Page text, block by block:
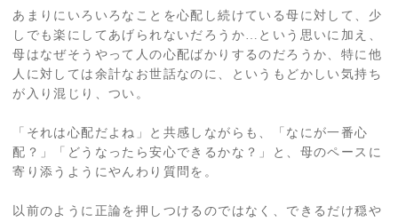
あまりにいろいろなことを心配し続けている母に対して、少
しでも楽にしてあげられないだろうか…という思いに加え、
母はなぜそうやって人の心配ばかりするのだろうか、特に他
人に対しては余計なお世話なのに、というもどかしい気持ち
が入り混じり、つい。
「それは心配だよね」と共感しながらも、「なにが一番心
配？」「どうなったら安心できるかな？」と、母のペースに
寄り添うようにやんわり質問を。
以前のように正論を押しつけるのではなく、できるだけ穏や